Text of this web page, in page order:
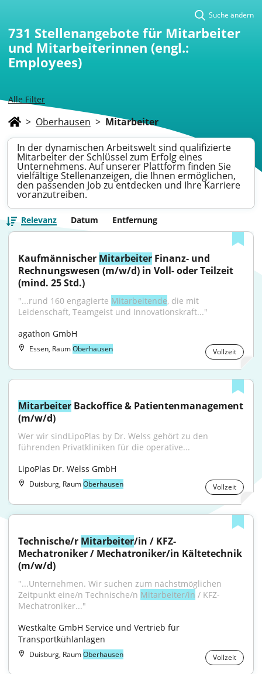
Alle Filter
Suche ändern
731 Stellenangebote für Mitarbeiter
und Mitarbeiterinnen (engl.:
Employees)
> Oberhausen > Mitarbeiter
In der dynamischen Arbeitswelt sind qualifizierte
Mitarbeiter der Schlüssel zum Erfolg eines
Unternehmens. Auf unserer Plattform finden Sie
vielfältige Stellenanzeigen, die Ihnen ermöglichen,
den passenden Job zu entdecken und Ihre Karriere
voranzutreiben.
Relevanz Datum Entfernung
Kaufmännischer Mitarbeiter Finanz- und
Rechnungswesen (m/w/d) in Voll- oder Teilzeit
(mind. 25 Std.)
"...rund 160 engagierte Mitarbeitende, die mit
Leidenschaft, Teamgeist und Innovationskraft..."
agathon GmbH
Essen, RaumOberhausen Vollzeit
Mitarbeiter Backoffice & Patientenmanagement
(m/w/d)
Wer wir sindLipoPlas by Dr. Welss gehört zu den
führenden Privatkliniken für die operative...
LipoPlas Dr. Welss GmbH
Duisburg, RaumOberhausen Vollzeit
Technische/r Mitarbeiter/in / KFZ-
Mechatroniker / Mechatroniker/in Kältetechnik
(m/w/d)
"...Unternehmen. Wir suchen zum nächstmöglichen
Zeitpunkt eine/n Technische/n Mitarbeiter/in / KFZ-
Mechatroniker..."
Westkälte GmbH Service und Vertrieb für
Transportkühlanlagen
Duisburg, RaumOberhausen Vollzeit